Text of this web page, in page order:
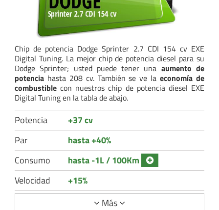
Chip de potencia Dodge Sprinter 2.7 CDI 154 cv EXE
Digital Tuning. La mejor chip de potencia diesel para su
Dodge Sprinter; usted puede tener una aumento de
potencia hasta 208 cv. También se ve laeconomía de
combustiblecon nuestros chip de potencia diesel EXE
Digital Tuning en la tabla de abajo.
Potencia
+37 cv
Par
hasta +40%
Consumo
hasta -1L / 100Km
Velocidad
+15%
Más